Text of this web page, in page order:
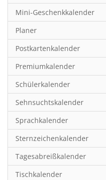
Geschichte
Hobby & Basteln
Humor & Cartoon
Inspiration & Entspannung
Inspiration & Spiritualität
Kinderkalender
Kunst
Länder & Städte
Landschaft & Natur
Lifestyle
Mini-Geschenkkalender
Planer
Postkartenkalender
Premiumkalender
Schülerkalender
Sehnsuchtskalender
Sprachkalender
Sternzeichenkalender
Tagesabreißkalender
Tischkalender